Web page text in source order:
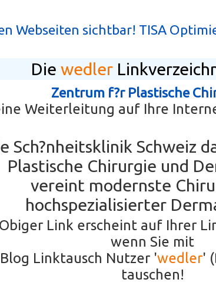
Webseiten sichtbar! TISA
Die wedler
Zentrum f?r Plastische
Weiterleitung auf Ihre
Sch?nheitsklinik Schweiz
Plastische Chirurgie und
vereint modernste
hochspezialisierter
Obiger Link erscheint auf Ihrer
wenn Sie mit
Blog Linktausch Nutzer 'wedler'
tauschen!